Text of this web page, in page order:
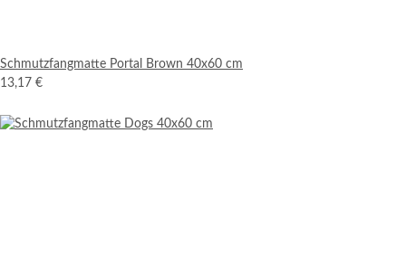
Schmutzfangmatte Portal Brown 40x60 cm
13,17 €